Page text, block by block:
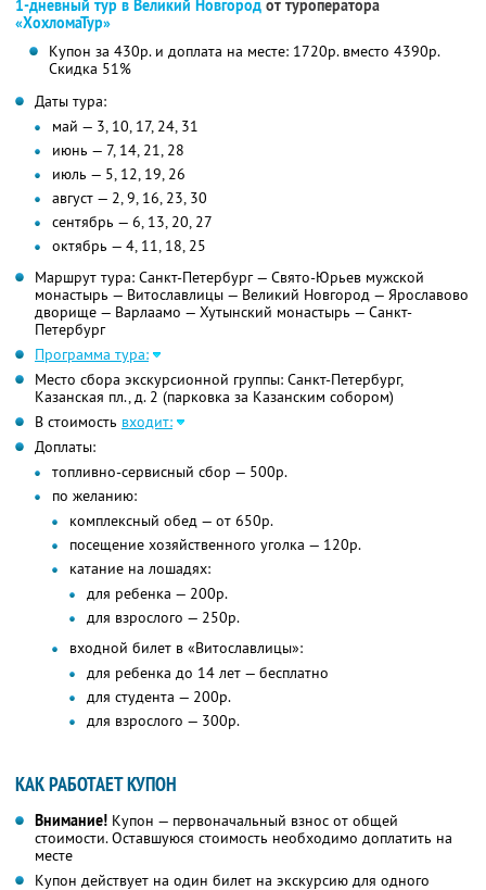
1-дневный тур в Великий Новгород от туроператора
«ХохломаТур»
Купон за 430р. и доплата на месте: 1720р. вместо 4390р.
Скидка 51%
Даты тура:
май — 3, 10, 17, 24, 31
июнь — 7, 14, 21, 28
июль — 5, 12, 19, 26
август — 2, 9, 16, 23, 30
сентябрь — 6, 13, 20, 27
октябрь — 4, 11, 18, 25
Маршрут тура: Санкт-Петербург — Свято-Юрьев мужской
монастырь — Витославлицы — Великий Новгород — Ярославово
дворище — Варлаамо — Хутынский монастырь — Санкт-
Петербург
Программа тура:
Место сбора экскурсионной группы: Санкт-Петербург,
Казанская пл., д. 2 (парковка за Казанским собором)
В стоимость входит:
Доплаты:
топливно-сервисный сбор — 500р.
по желанию:
комплексный обед — от 650р.
посещение хозяйственного уголка — 120р.
катание на лошадях:
для ребенка — 200р.
для взрослого — 250р.
входной билет в «Витославлицы»:
для ребенка до 14 лет — бесплатно
для студента — 200р.
для взрослого — 300р.
КАК РАБОТАЕТ КУПОН
Внимание! Купон — первоначальный взнос от общей
стоимости. Оставшуюся стоимость необходимо доплатить на
месте
Купон действует на один билет на экскурсию для одного